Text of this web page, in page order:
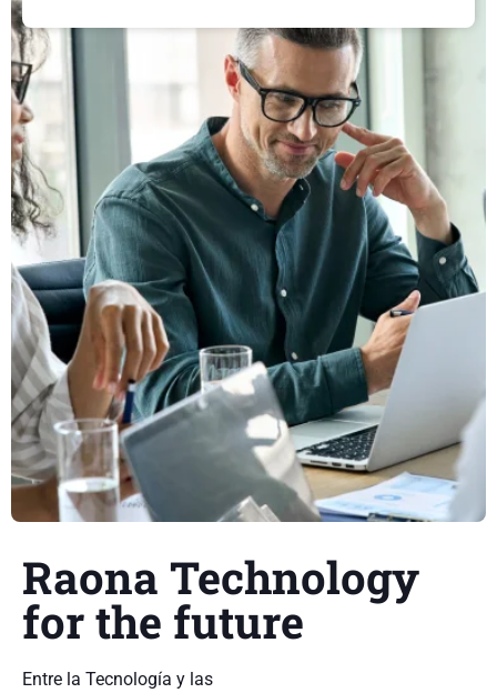
Raona Technology
for the future
Entre la Tecnología y las